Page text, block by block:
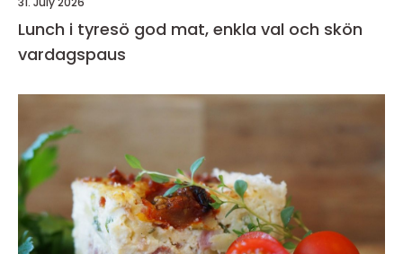
Lunch i tyresö god mat, enkla val och skön
vardagspaus